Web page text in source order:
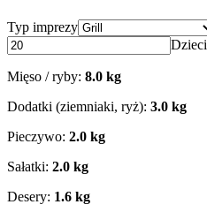
Typ imprezy
Dzieci
Mięso / ryby: 8.0 kg
Dodatki (ziemniaki, ryż): 3.0 kg
Pieczywo: 2.0 kg
Sałatki: 2.0 kg
Desery: 1.6 kg